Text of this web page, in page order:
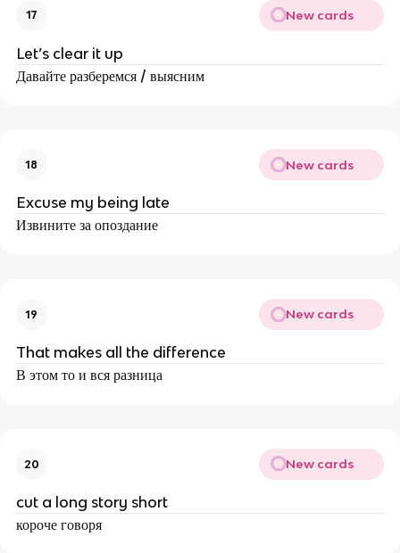
17 New cards
Let’s clear it up
Давайте разберемся / выясним
18 New cards
Excuse my being late
Извините за опоздание
19 New cards
That makes all the difference
В этом то и вся разница
20 New cards
cut a long story short
короче говоря